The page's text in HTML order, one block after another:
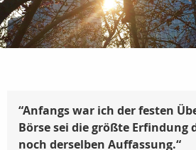
“Anfangs war ich der festen
Börse sei die größte Erfindung
noch derselben Auffassung.“